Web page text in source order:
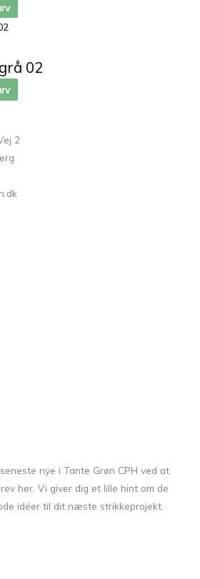
02
2
nye i Tante Grøn CPH ved at
her. Vi giver dig et lille hint om de
idéer til dit næste strikkeprojekt.